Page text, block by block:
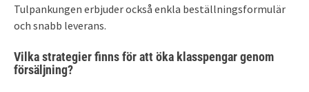
Tulpankungen erbjuder också enkla beställningsformulär
och snabb leverans.
Vilka strategier finns för att öka klasspengar genom
försäljning?